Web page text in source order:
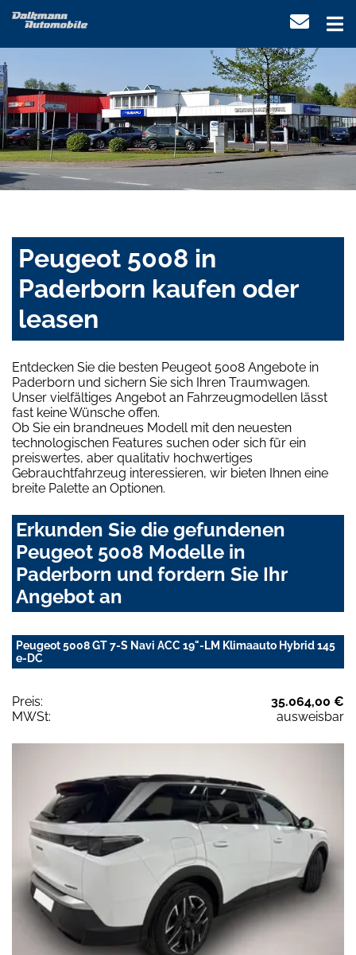
Peugeot 5008 in
Paderborn kaufen oder
leasen
Entdecken Sie die besten Peugeot 5008 Angebote in
Paderborn und sichern Sie sich Ihren Traumwagen.
Unser vielfältiges Angebot an Fahrzeugmodellen lässt
fast keine Wünsche offen.
Ob Sie ein brandneues Modell mit den neuesten
technologischen Features suchen oder sich für ein
preiswertes, aber qualitativ hochwertiges
Gebrauchtfahrzeug interessieren, wir bieten Ihnen eine
breite Palette an Optionen.
Erkunden Sie die gefundenen
Peugeot 5008 Modelle in
Paderborn und fordern Sie Ihr
Angebot an
Peugeot 5008 GT 7-S Navi ACC 19"-LM Klimaauto Hybrid 145
e-DC
Preis:
35.064,00 €
MWSt:
ausweisbar